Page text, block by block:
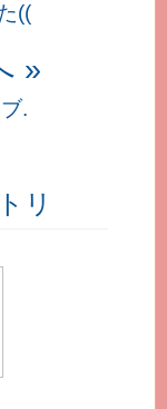
((
»
.
リ